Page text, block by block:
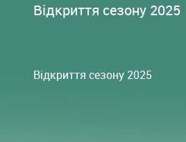
Відкриття сезону 2025
Відкриття сезону 2025